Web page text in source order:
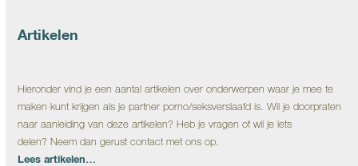
Artikelen
Hieronder vind je een aantal artikelen over onderwerpen waar je mee te
maken kunt krijgen als je partner porno/seksverslaafd is. Wil je doorpraten
naar aanleiding van deze artikelen? Heb je vragen of wil je iets
delen? Neem dan gerust contact met ons op.
Lees artikelen…